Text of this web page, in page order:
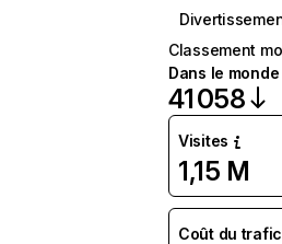
Classement
Dans le
41 058
Visites
1,15 M
Coût du trafic